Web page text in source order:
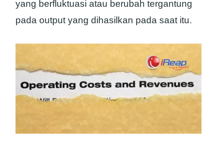
yang berfluktuasi atau berubah tergantung
pada output yang dihasilkan pada saat itu.